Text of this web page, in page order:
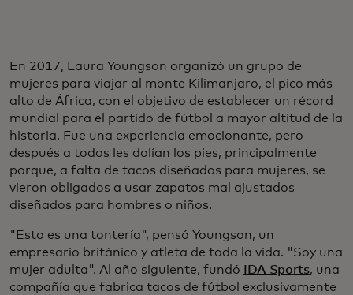
En 2017, Laura Youngson organizó un grupo de
mujeres para viajar al monte Kilimanjaro, el pico más
alto de África, con el objetivo de establecer un récord
mundial para el partido de fútbol a mayor altitud de la
historia. Fue una experiencia emocionante, pero
después a todos les dolían los pies, principalmente
porque, a falta de tacos diseñados para mujeres, se
vieron obligados a usar zapatos mal ajustados
diseñados para hombres o niños.
"Esto es una tontería", pensó Youngson, un
empresario británico y atleta de toda la vida. "Soy una
mujer adulta". Al año siguiente, fundó
IDA Sports, una
compañía que fabrica tacos de fútbol exclusivamente